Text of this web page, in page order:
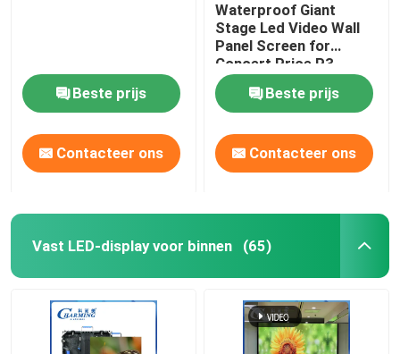
Beste prijs
Contacteer ons
Waterproof Giant
Stage Led Video Wall
Panel Screen for
Concert Price,P3
Rental Outdoor Led
Display Screen
Outdoor Led Screen
Beste prijs
Contacteer ons
Vast LED-display voor binnen (65)